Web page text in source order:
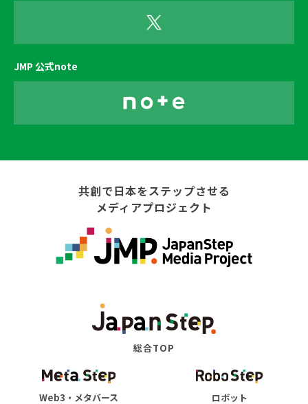
JMP 公式note
共創で日本をステップさせる
メディアプロジェクト
総合TOP
Web3・メタバース ロボット